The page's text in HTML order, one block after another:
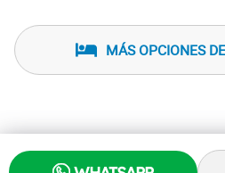
MÁS OPCIONES